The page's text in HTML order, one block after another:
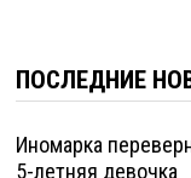
ПОСЛЕДНИЕ
Иномарка
5-летняя девочка